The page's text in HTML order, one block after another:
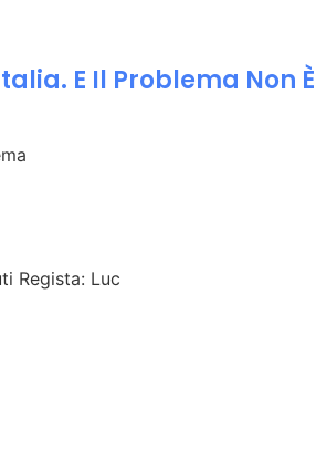
E Il Problema Non È
Regista: Luc